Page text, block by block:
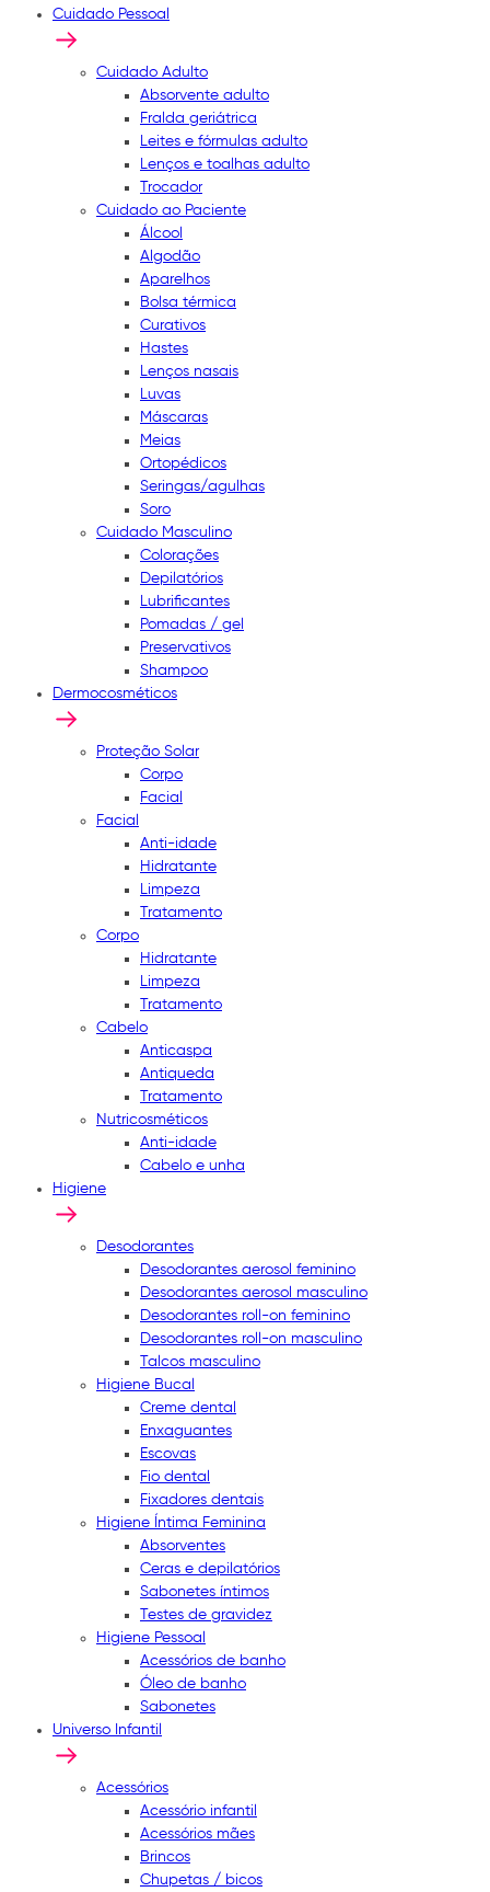
Cuidado Pessoal
Cuidado Adulto
Absorvente adulto
Fralda geriátrica
Leites e fórmulas adulto
Lenços e toalhas adulto
Trocador
Cuidado ao Paciente
Álcool
Algodão
Aparelhos
Bolsa térmica
Curativos
Hastes
Lenços nasais
Luvas
Máscaras
Meias
Ortopédicos
Seringas/agulhas
Soro
Cuidado Masculino
Colorações
Depilatórios
Lubrificantes
Pomadas / gel
Preservativos
Shampoo
Dermocosméticos
Proteção Solar
Corpo
Facial
Facial
Anti-idade
Hidratante
Limpeza
Tratamento
Corpo
Hidratante
Limpeza
Tratamento
Cabelo
Anticaspa
Antiqueda
Tratamento
Nutricosméticos
Anti-idade
Cabelo e unha
Higiene
Desodorantes
Desodorantes aerosol feminino
Desodorantes aerosol masculino
Desodorantes roll-on feminino
Desodorantes roll-on masculino
Talcos masculino
Higiene Bucal
Creme dental
Enxaguantes
Escovas
Fio dental
Fixadores dentais
Higiene Íntima Feminina
Absorventes
Ceras e depilatórios
Sabonetes íntimos
Testes de gravidez
Higiene Pessoal
Acessórios de banho
Óleo de banho
Sabonetes
Universo Infantil
Acessórios
Acessório infantil
Acessórios mães
Brincos
Chupetas / bicos